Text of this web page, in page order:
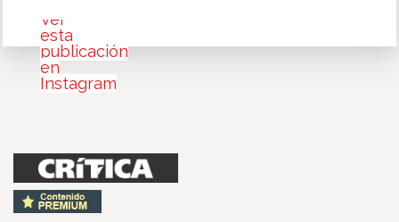
Ver
esta
publicación
en
Instagram